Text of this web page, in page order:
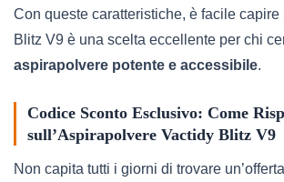
Con queste caratteristiche, è facile
Blitz V9 è una scelta eccellente per chi
aspirapolvere potente e accessibile.
Codice Sconto Esclusivo: Come
sull’Aspirapolvere Vactidy Blitz V9
Non capita tutti i giorni di trovare